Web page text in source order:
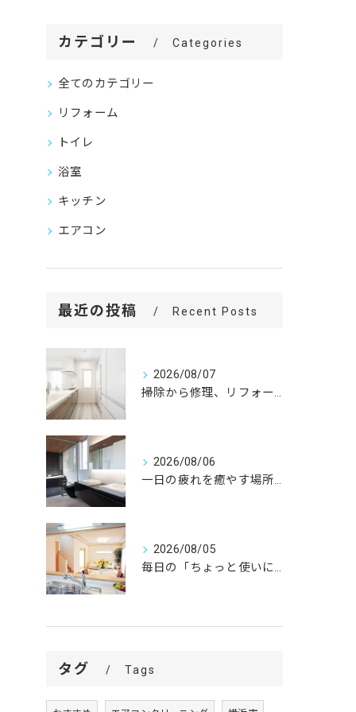
カテゴリー Categories
全てのカテゴリー
リフォーム
トイレ
浴室
キッチン
エアコン
最近の投稿 Recent Posts
2026/08/07
掃除から修理、リフォームまで。
2026/08/06
一日の疲れを癒やす場所だからこそ、
2026/08/05
毎日の「ちょっと使いにくい」を、
タグ Tags